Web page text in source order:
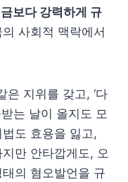
보다 강력하게 규
사회적 맥락에서
은 지위를 갖고, ‘다
는 날이 올지도 모
도 효용을 잃고,
만 안타깝게도, 오
의 혐오발언을 규